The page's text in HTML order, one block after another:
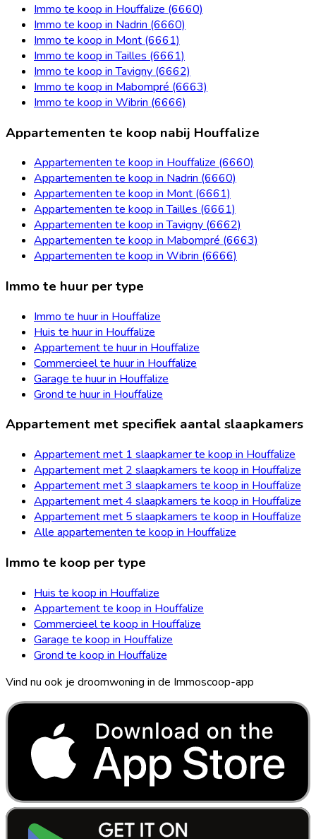
Immo te koop in Houffalize (6660)
Immo te koop in Nadrin (6660)
Immo te koop in Mont (6661)
Immo te koop in Tailles (6661)
Immo te koop in Tavigny (6662)
Immo te koop in Mabompré (6663)
Immo te koop in Wibrin (6666)
Appartementen te koop nabij Houffalize
Appartementen te koop in Houffalize (6660)
Appartementen te koop in Nadrin (6660)
Appartementen te koop in Mont (6661)
Appartementen te koop in Tailles (6661)
Appartementen te koop in Tavigny (6662)
Appartementen te koop in Mabompré (6663)
Appartementen te koop in Wibrin (6666)
Immo te huur per type
Immo te huur in Houffalize
Huis te huur in Houffalize
Appartement te huur in Houffalize
Commercieel te huur in Houffalize
Garage te huur in Houffalize
Grond te huur in Houffalize
Appartement met specifiek aantal slaapkamers
Appartement met 1 slaapkamer te koop in Houffalize
Appartement met 2 slaapkamers te koop in Houffalize
Appartement met 3 slaapkamers te koop in Houffalize
Appartement met 4 slaapkamers te koop in Houffalize
Appartement met 5 slaapkamers te koop in Houffalize
Alle appartementen te koop in Houffalize
Immo te koop per type
Huis te koop in Houffalize
Appartement te koop in Houffalize
Commercieel te koop in Houffalize
Garage te koop in Houffalize
Grond te koop in Houffalize
Vind nu ook je droomwoning in de Immoscoop-app